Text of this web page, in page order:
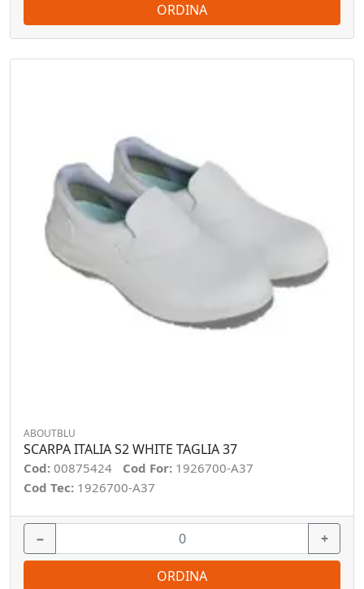
ORDINA
ABOUTBLU
SCARPA ITALIA S2 WHITE TAGLIA 37
Cod: 00875424 Cod For: 1926700-A37
Cod Tec: 1926700-A37
− +
ORDINA